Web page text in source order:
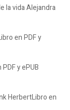
la vida Alejandra
en PDF y
y ePUB
HerbertLibro en